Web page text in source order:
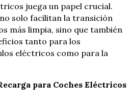
juega un papel crucial.
solo facilitan la transición
más limpia, sino que también
tanto para los
eléctricos como para la
para Coches Eléctricos